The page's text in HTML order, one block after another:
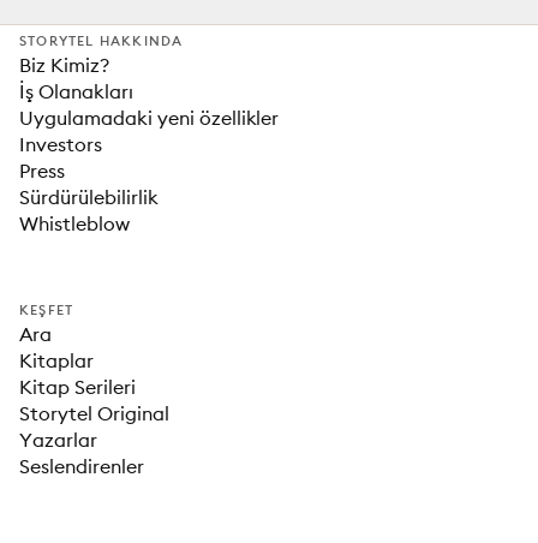
STORYTEL HAKKINDA
Biz Kimiz?
İş Olanakları
Uygulamadaki yeni özellikler
Investors
Press
Sürdürülebilirlik
Whistleblow
KEŞFET
Ara
Kitaplar
Kitap Serileri
Storytel Original
Yazarlar
Seslendirenler